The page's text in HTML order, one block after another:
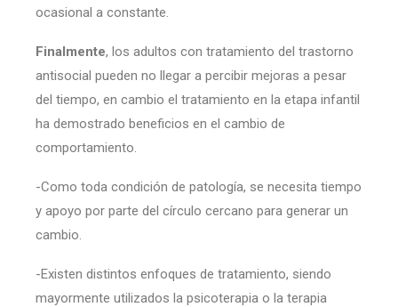
ocasional a constante.
Finalmente, los adultos con tratamiento del trastorno
antisocial pueden no llegar a percibir mejoras a pesar
del tiempo, en cambio el tratamiento en la etapa infantil
ha demostrado beneficios en el cambio de
comportamiento.
-Como toda condición de patología, se necesita tiempo
y apoyo por parte del círculo cercano para generar un
cambio.
-Existen distintos enfoques de tratamiento, siendo
mayormente utilizados la psicoterapia o la terapia